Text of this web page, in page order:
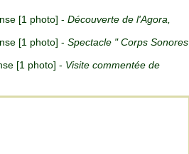
[1 photo] - Découverte de l'Agora,
[1 photo] - Spectacle " Corps Sonores
[1 photo] - Visite commentée de